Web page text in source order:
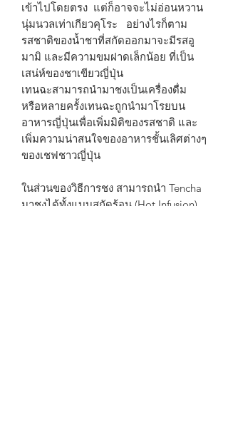
เข้าไปโดยตรง แต่ก็อาจจะไม่อ่อนหวาน
นุ่มนวลเท่าเกียวคุโระ อย่างไรก็ตาม
รสชาติของน้ำชาที่สกัดออกมาจะมีรสอู
มามิ และมีความขมฝาดเล็กน้อย ที่เป็น
เสน่ห์ของชาเขียวญี่ปุ่น
เทนฉะสามารถนำมาชงเป็นเครื่องดื่ม
หรือหลายครั้งเทนฉะถูกนำมาโรยบน
อาหารญี่ปุ่นเพื่อเพิ่มมิติของรสชาติ และ
เพิ่มความน่าสนใจของอาหารชั้นเลิศต่างๆ
ของเชฟชาวญี่ปุ่น
ในส่วนของวิธีการชง สามารถนำ Tencha
มาชงได้ทั้งแบบสกัดร้อน (Hot Infusion)